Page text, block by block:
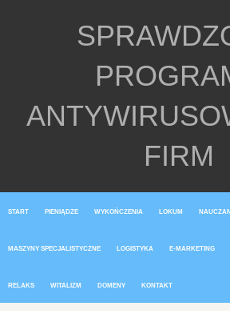
FIRM
START PIENIĄDZE WYKOŃCZENIA LOKUM
MASZYNY SPECJALISTYCZNE LOGISTYKA E-MARKETING
RELAKS WITALIZM DOMENY KONTAKT